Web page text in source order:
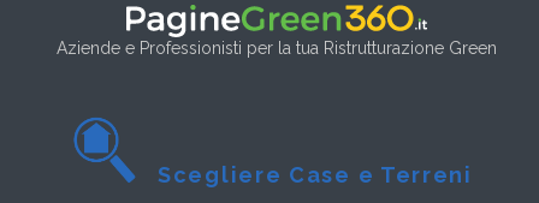
Aziende e Professionisti per la tua Ristrutturazione Green
Scegliere Case e Terreni